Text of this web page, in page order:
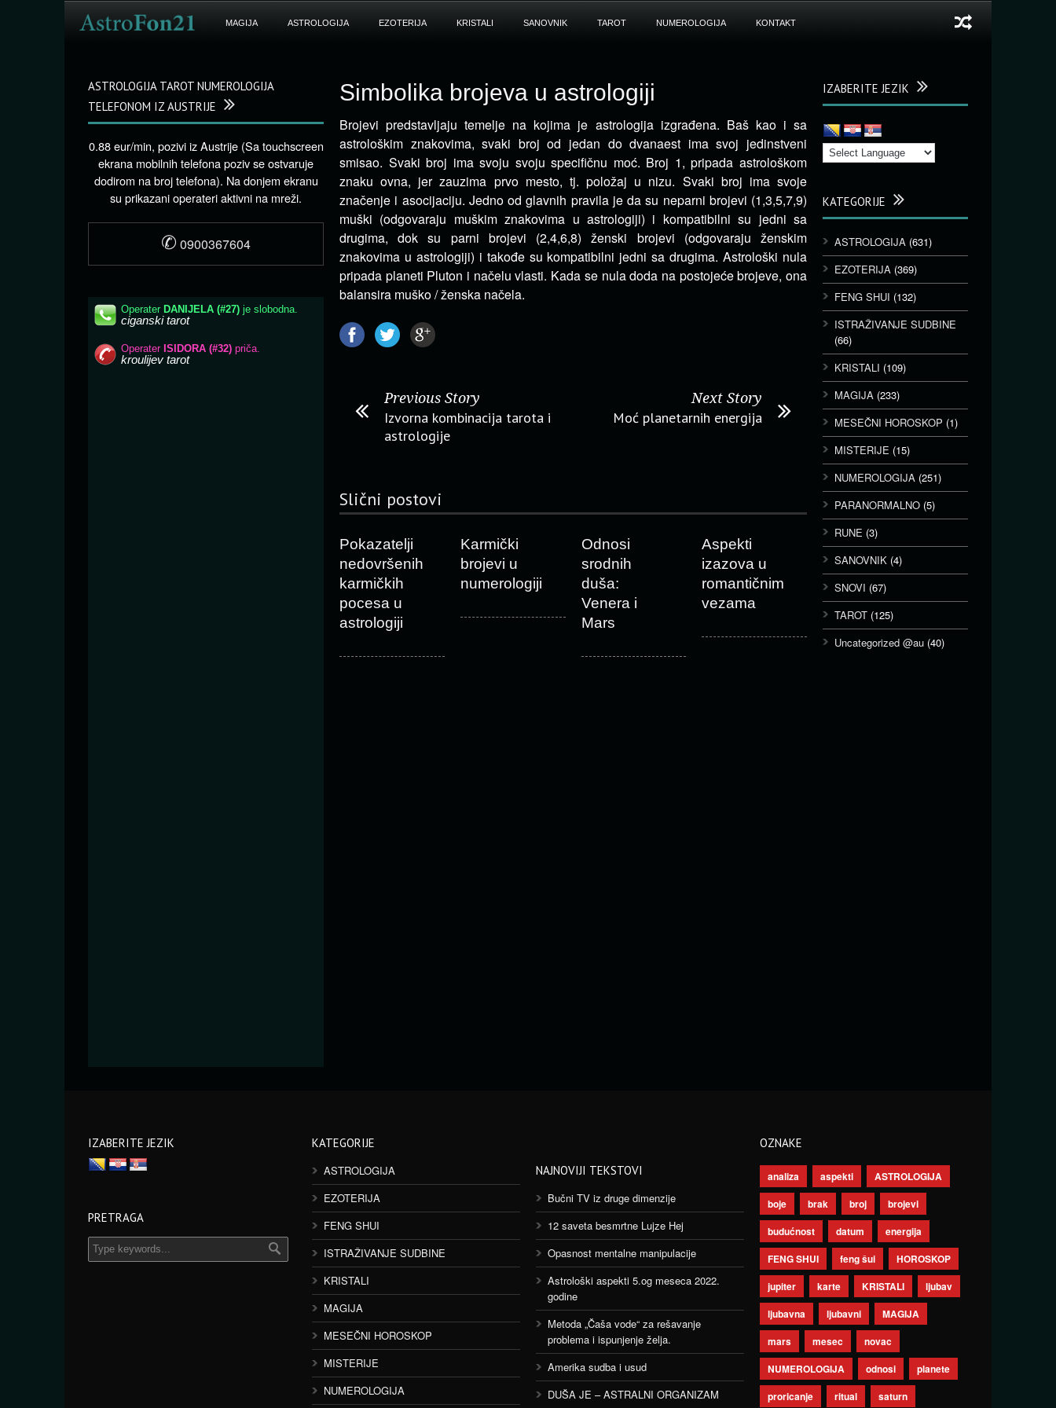
MAGIJA ASTROLOGIJA EZOTERIJA KRISTALI SANOVNIK TAROT NUMEROLOGIJA KONTAKT
Simbolika brojeva u astrologiji
Brojevi predstavljaju temelje na kojima je astrologija izgrađena. Baš kao i sa
astrološkim znakovima, svaki broj od jedan dodvanaest ima svoj jedinstveni
smisao. Svaki broj ima svoju svoju specifičnu moć. Broj 1, pripada astrološkom
znaku ovna, jer zauzima prvo mesto, tj. položaj u nizu. Svaki broj ima svoje
značenje i asocijaciju. Jedno od glavnih pravila je da su neparni brojevi (1,3,5,7,9)
muški (odgovaraju muškim znakovima u astrologiji) i kompatibilni su jedni sa
drugima, dok su parni brojevi (2,4,6,8) ženski brojevi (odgovaraju ženskim
znakovima u astrologiji) i takođe su kompatibilni jedni sa drugima. Astrološki nula
pripada planeti Pluton i načelu vlasti. Kada se nula doda na postojeće brojeve, ona
balansira muško / ženska načela.
Previous Story
Izvorna kombinacija tarota i
astrologije
Next Story
Moć planetarnih energija
Slični postovi
Pokazatelji
nedovršenih
karmičkih
pocesa u
astrologiji
Karmički
brojevi u
numerologiji
Odnosi
srodnih
duša:
Venera i
Mars
Aspekti
izazova u
romantičnim
vezama
IZABERITE JEZIK
KATEGORIJE
ASTROLOGIJA (631)
EZOTERIJA (369)
FENG SHUI (132)
ISTRAŽIVANJE SUDBINE
(66)
KRISTALI (109)
MAGIJA (233)
MESEČNI HOROSKOP (1)
MISTERIJE (15)
NUMEROLOGIJA (251)
PARANORMALNO (5)
RUNE (3)
SANOVNIK (4)
SNOVI (67)
TAROT (125)
Uncategorized @au (40)
ASTROLOGIJA TAROT NUMEROLOGIJA
TELEFONOM IZ AUSTRIJE
0.88 eur/min, pozivi iz Austrije (Sa touchscreen
ekrana mobilnih telefona poziv se ostvaruje
dodirom na broj telefona). Na donjem ekranu
su prikazani operateri aktivni na mreži.
✆ 0900367604
IZABERITE JEZIK
PRETRAGA
KATEGORIJE
ASTROLOGIJA
EZOTERIJA
FENG SHUI
ISTRAŽIVANJE SUDBINE
KRISTALI
MAGIJA
MESEČNI HOROSKOP
MISTERIJE
NUMEROLOGIJA
NAJNOVIJI TEKSTOVI
Bučni TV iz druge dimenzije
12 saveta besmrtne Lujze Hej
Opasnost mentalne manipulacije
Astrološki aspekti 5.og meseca 2022.
godine
Metoda „Čaša vode“ za rešavanje
problema i ispunjenje želja.
Amerika sudba i usud
DUŠA JE – ASTRALNI ORGANIZAM
OZNAKE
analiza aspekti
ASTROLOGIJA
boje
brak broj
brojevi
budućnost
datum
energija
FENG SHUI
feng šui
HOROSKOP
jupiter
karte KRISTALI
ljubav
ljubavna
ljubavni
MAGIJA
mars
mesec
novac
NUMEROLOGIJA
odnosi
planete
proricanje
ritual saturn